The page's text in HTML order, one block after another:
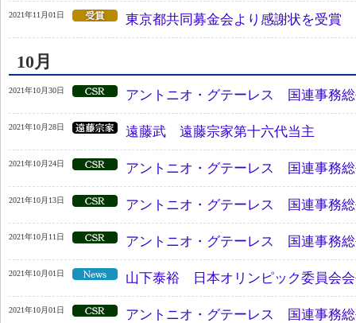
2021年11月01日 東京都共同募金会より感謝状を受賞
10月
2021年10月30日 アントニオ・グテーレス 国連事務
2021年10月28日 遠藤武 遠藤宗家第十六代当主
2021年10月24日 アントニオ・グテーレス 国連事務
2021年10月13日 アントニオ・グテーレス 国連事務
2021年10月11日 アントニオ・グテーレス 国連事務
2021年10月01日 山下泰裕 日本オリンピック委員会
2021年10月01日 アントニオ・グテーレス 国連事務